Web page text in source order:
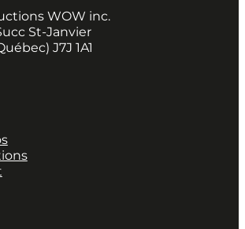
WOW inc.
St-Janvier
J7J 1A1